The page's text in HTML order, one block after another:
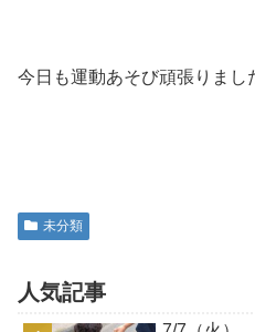
今日も運動あそび頑張りまし
未分類
人気記事